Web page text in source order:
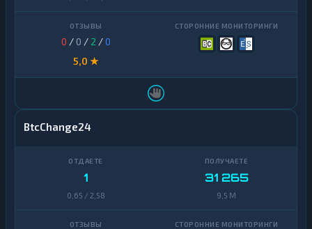
0 / 0 / 2 /0
5,0 ★
BtcChange24
1
0,65 / 2,58
31 265
9,5 M